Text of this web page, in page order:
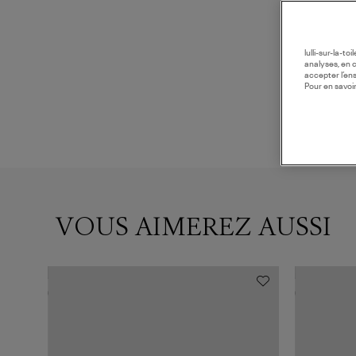
VOUS AIMEREZ AUSSI
lulli-sur-la-
analyses, en
accepter
Pour en